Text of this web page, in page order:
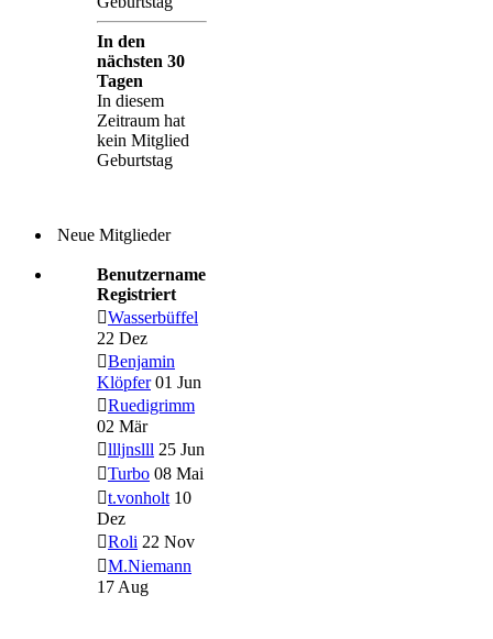
In den
nächsten 30
Tagen
In diesem
Zeitraum hat
kein Mitglied
Geburtstag
Neue Mitglieder
Benutzername
Registriert
Wasserbüffel
22 Dez
Benjamin
Klöpfer 01 Jun
Ruedigrimm
02 Mär
llljnslll 25 Jun
Turbo 08 Mai
t.vonholt 10
Dez
Roli 22 Nov
M.Niemann
17 Aug